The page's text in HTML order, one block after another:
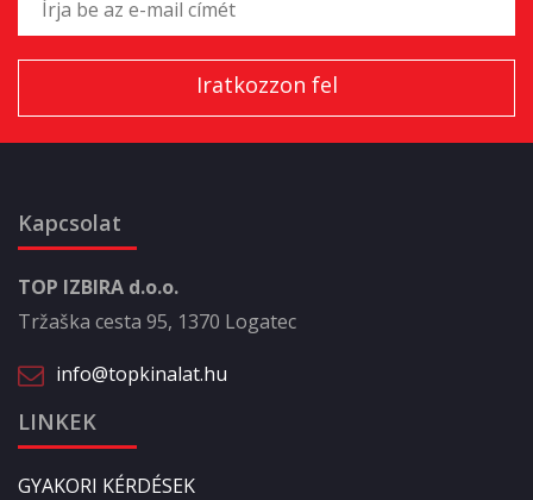
Kapcsolat
TOP IZBIRA d.o.o.
Tržaška cesta 95, 1370 Logatec
info@topkinalat.hu
LINKEK
GYAKORI KÉRDÉSEK